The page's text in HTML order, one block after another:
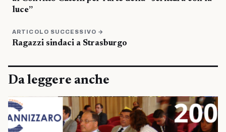
luce”
ARTICOLO SUCCESSIVO →
Ragazzi sindaci a Strasburgo
Da leggere anche